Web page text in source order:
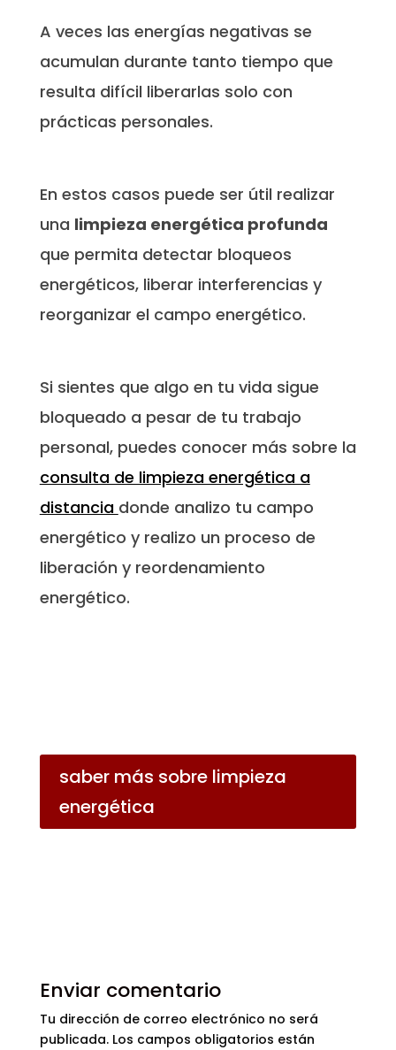
A veces las energías negativas se
acumulan durante tanto tiempo que
resulta difícil liberarlas solo con
prácticas personales.
En estos casos puede ser útil realizar
una limpieza energética profunda
que permita detectar bloqueos
energéticos, liberar interferencias y
reorganizar el campo energético.
Si sientes que algo en tu vida sigue
bloqueado a pesar de tu trabajo
personal, puedes conocer más sobre la
consulta de limpieza energética a
distancia donde analizo tu campo
energético y realizo un proceso de
liberación y reordenamiento
energético.
saber más sobre limpieza
energética
Enviar comentario
Tu dirección de correo electrónico no será
publicada. Los campos obligatorios están